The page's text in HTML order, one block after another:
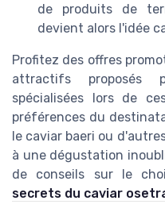
de produits de
devient alors l'idée
Profitez des offres
attractifs proposés
spécialisées lors de
préférences du
le caviar baeri ou
à une dégustation
de conseils sur le
secrets du caviar